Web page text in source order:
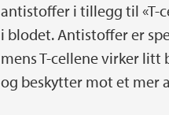
antistoffer i tillegg til «T-
i blodet. Antistoffer er
mens T-cellene virker litt
og beskytter mot et mer